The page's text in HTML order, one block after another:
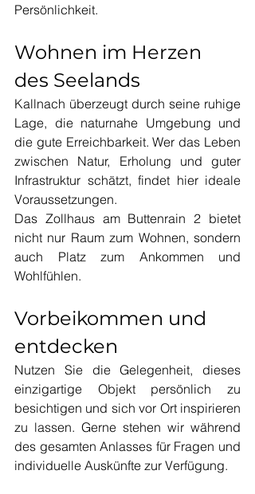
Persönlichkeit.
Wohnen im Herzen
des Seelands
Kallnach überzeugt durch seine ruhige
Lage, die naturnahe Umgebung und
die gute Erreichbarkeit. Wer das Leben
zwischen Natur, Erholung und guter
Infrastruktur schätzt, findet hier ideale
Voraussetzungen.
Das Zollhaus am Buttenrain 2 bietet
nicht nur Raum zum Wohnen, sondern
auch Platz zum Ankommen und
Wohlfühlen.
Vorbeikommen und
entdecken
Nutzen Sie die Gelegenheit, dieses
einzigartige Objekt persönlich zu
besichtigen und sich vor Ort inspirieren
zu lassen. Gerne stehen wir während
des gesamten Anlasses für Fragen und
individuelle Auskünfte zur Verfügung.